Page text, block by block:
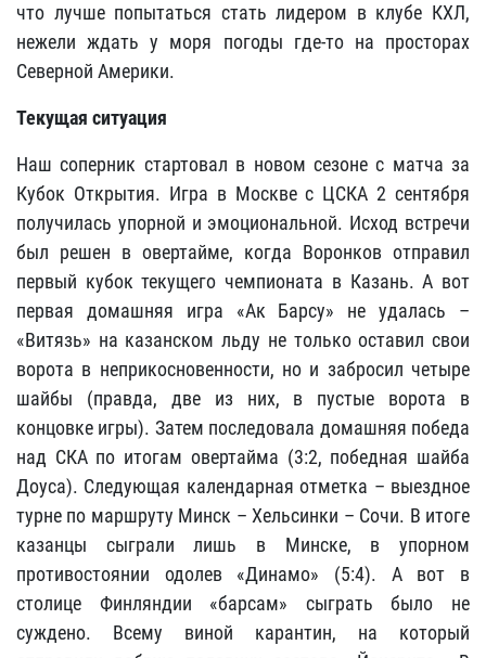
что лучше попытаться стать лидером в клубе КХЛ,
нежели ждать у моря погоды где-то на просторах
Северной Америки.
Текущая ситуация
Наш соперник стартовал в новом сезоне с матча за
Кубок Открытия. Игра в Москве с ЦСКА 2 сентября
получилась упорной и эмоциональной. Исход встречи
был решен в овертайме, когда Воронков отправил
первый кубок текущего чемпионата в Казань. А вот
первая домашняя игра «Ак Барсу» не удалась –
«Витязь» на казанском льду не только оставил свои
ворота в неприкосновенности, но и забросил четыре
шайбы (правда, две из них, в пустые ворота в
концовке игры). Затем последовала домашняя победа
над СКА по итогам овертайма (3:2, победная шайба
Доуса). Следующая календарная отметка – выездное
турне по маршруту Минск – Хельсинки – Сочи. В итоге
казанцы сыграли лишь в Минске, в упорном
противостоянии одолев «Динамо» (5:4). А вот в
столице Финляндии «барсам» сыграть было не
суждено. Всему виной карантин, на который